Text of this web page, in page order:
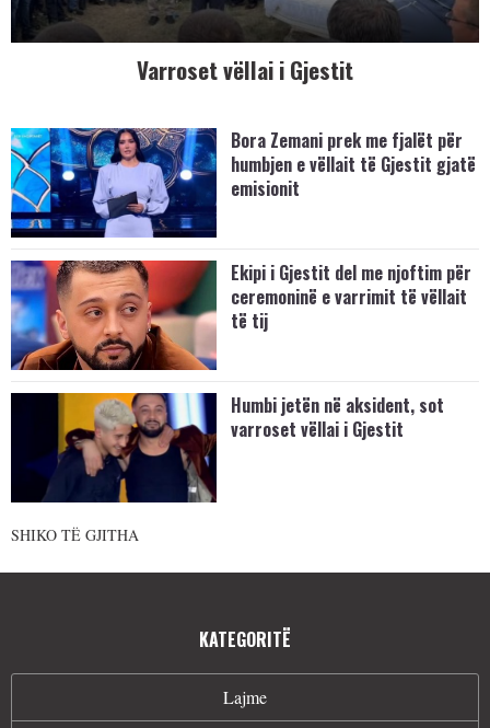
Varroset vëllai i Gjestit
Bora Zemani prek me fjalët për
humbjen e vëllait të Gjestit gjatë
emisionit
Ekipi i Gjestit del me njoftim për
ceremoninë e varrimit të vëllait
të tij
Humbi jetën në aksident, sot
varroset vëllai i Gjestit
SHIKO TË GJITHA
KATEGORITË
Lajme